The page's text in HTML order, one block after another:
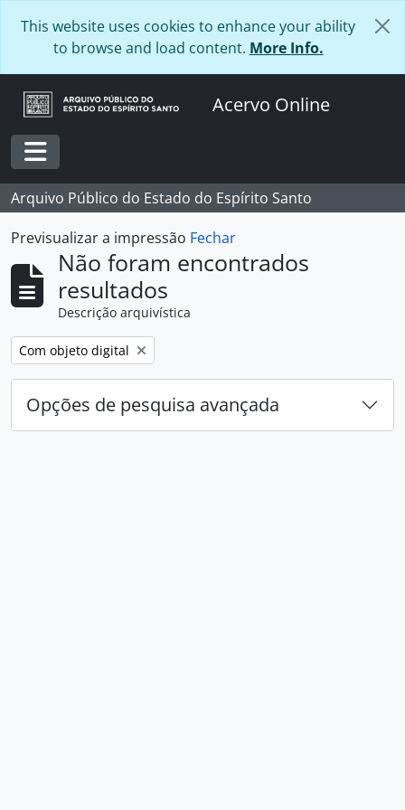
This website uses cookies to enhance your ability
to browse and load content. More Info.
Acervo Online
Toggle navigation
Arquivo Público do Estado do Espírito Santo
Previsualizar a impressão Fechar
Não foram encontrados
resultados
Descrição arquivística
Remover filtro:
Com objeto digital
Opções de pesquisa avançada